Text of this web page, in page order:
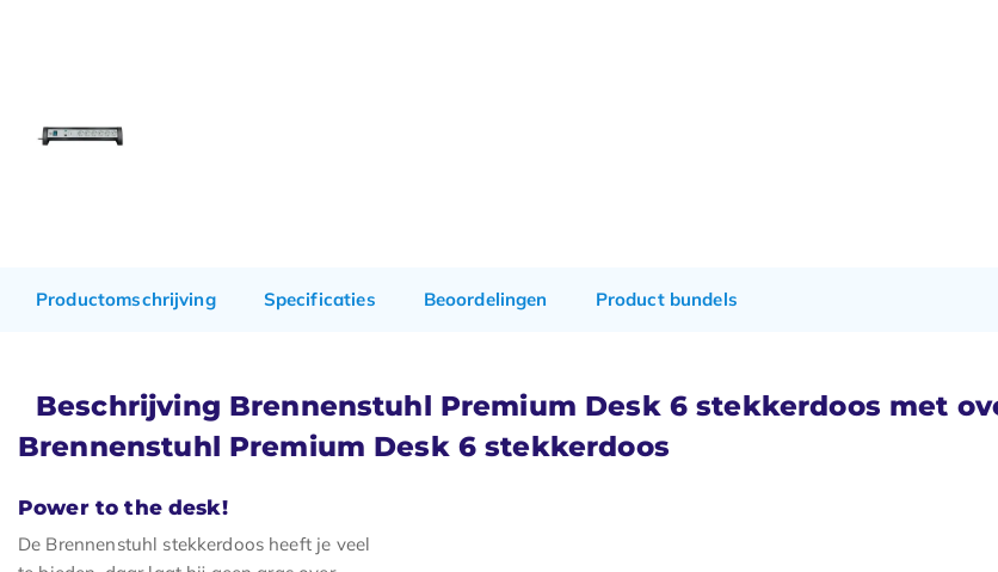
Productomschrijving Specificaties Beoordelingen Product bundels
Beschrijving Brennenstuhl Premium Desk 6 stekkerdoos met
Brennenstuhl Premium Desk 6 stekkerdoos
Power to the desk!
De Brennenstuhl stekkerdoos heeft je veel